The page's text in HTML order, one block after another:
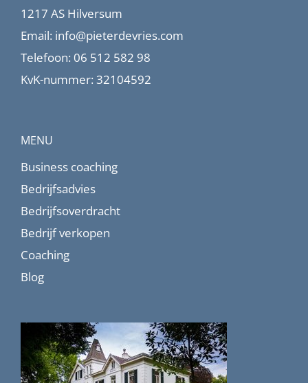
1217 AS Hilversum
Email: info@pieterdevries.com
Telefoon: 06 512 582 98
KvK-nummer: 32104592
MENU
Business coaching
Bedrijfsadvies
Bedrijfsoverdracht
Bedrijf verkopen
Coaching
Blog